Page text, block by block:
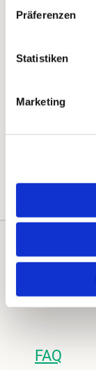
Präferenzen
Statistiken
Marketing
Kalender
FAQ